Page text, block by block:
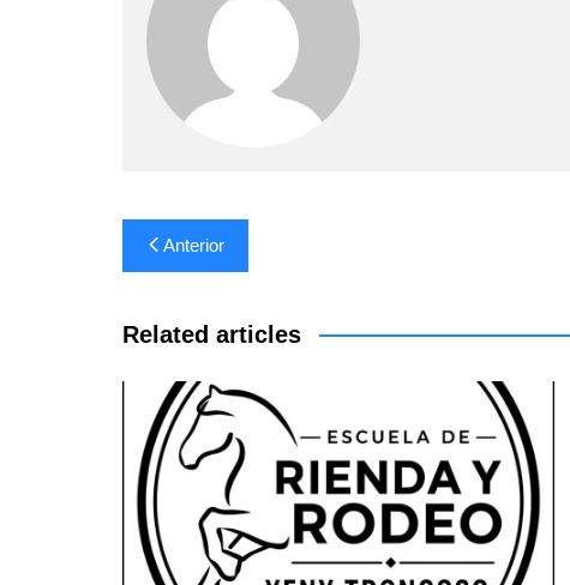
Navegación
de
entradas
Anterior
Related articles